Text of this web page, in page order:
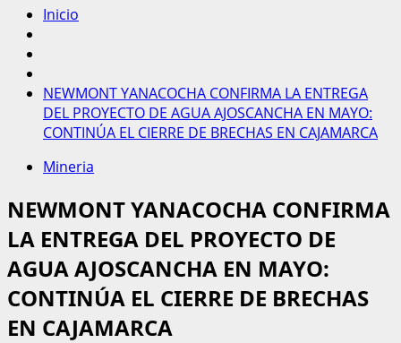
Inicio
NEWMONT YANACOCHA CONFIRMA LA ENTREGA
DEL PROYECTO DE AGUA AJOSCANCHA EN MAYO:
CONTINÚA EL CIERRE DE BRECHAS EN CAJAMARCA
Mineria
NEWMONT YANACOCHA CONFIRMA
LA ENTREGA DEL PROYECTO DE
AGUA AJOSCANCHA EN MAYO:
CONTINÚA EL CIERRE DE BRECHAS
EN CAJAMARCA